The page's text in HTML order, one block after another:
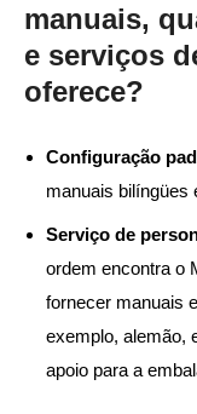
manuais,
e serviços
oferece?
Configuração
manuais bilíngües
Serviço de
ordem encontra o
fornecer manuais
exemplo, alemão,
apoio para a